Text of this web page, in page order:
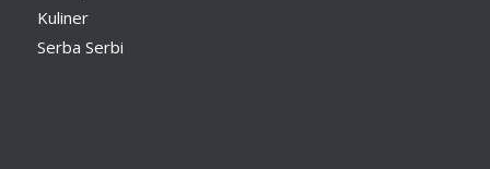
Kuliner
Serba Serbi